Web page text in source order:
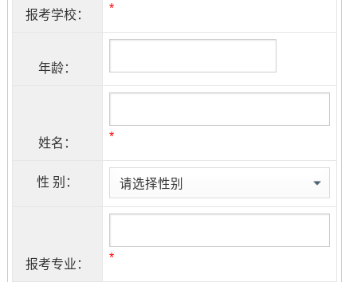
报考学校： *
年龄：
姓名： *
性 别：
报考专业： *